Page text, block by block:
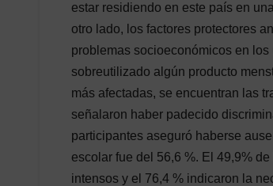
estar residiendo en este país en
otro lado, los factores protectores
problemas socioeconómicos en
sobreutilizado algún producto
más afectadas, se encuentran las
señalaron haber padecido
participantes aseguró haberse
escolar fue del 56,6 %. El 49,9%
intensos y el 76,4 % indicaron la